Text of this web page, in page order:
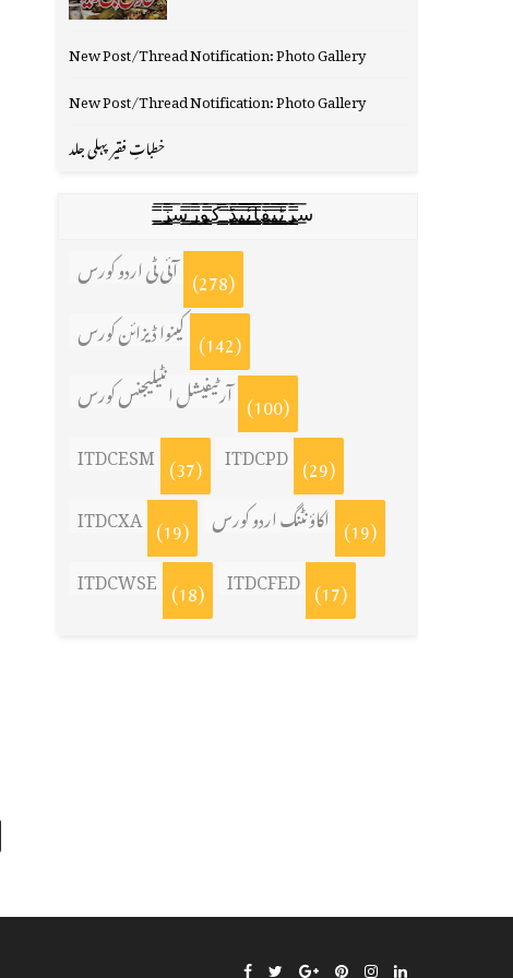
New Post/Thread Notification: Photo Gallery
New Post/Thread Notification: Photo Gallery
خطباتِ فقیر پہلی جلد
س̳̿͟͞ر̳̿͟͞ٹ̳̿͟͞ی̳̿͟͞ف̳̿͟͞ا̳̿͟͞ي̳̳̿ٔ̿͟͟͞͞ی̳̿͟͞ڈ̳̿͟͞ ̳̿͟͞ک̳̿͟͞و̳̿͟͞ر̳̿͟͞س̳̿͟͞ز̳̿͟͞
آئی ٹی اردو کورس (278)
کینوا ڈیزائن کورس (142)
آرٹیفیشل انٹیلیجنس کورس (100)
ITDCESM (37) ITDCPD (29)
ITDCXA (19) اکاؤنٹنگ اردو کورس (19)
ITDCWSE (18) ITDCFED (17)